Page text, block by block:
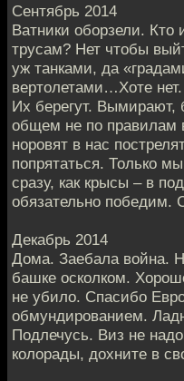
Сентябрь 2014
Ватники оборзели. Кто
трусам? Нет чтобы
уж танками, да
вертолетами…Хоте
Их берегут. Вымирают,
общем не по правилам
норовят в нас
попрятаться. Только
сразу, как крысы – в
обязательно победим.
Декабрь 2014
Дома. Заебала война.
башке осколком.
не убило. Спасибо
обмундированием.
Подлечусь. Виз не
колорады, дохните в